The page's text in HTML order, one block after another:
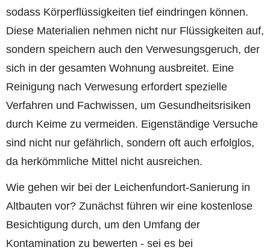
sodass Körperflüssigkeiten tief eindringen können.
Diese Materialien nehmen nicht nur Flüssigkeiten auf,
sondern speichern auch den Verwesungsgeruch, der
sich in der gesamten Wohnung ausbreitet. Eine
Reinigung nach Verwesung erfordert spezielle
Verfahren und Fachwissen, um Gesundheitsrisiken
durch Keime zu vermeiden. Eigenständige Versuche
sind nicht nur gefährlich, sondern oft auch erfolglos,
da herkömmliche Mittel nicht ausreichen.
Wie gehen wir bei der Leichenfundort-Sanierung in
Altbauten vor? Zunächst führen wir eine kostenlose
Besichtigung durch, um den Umfang der
Kontamination zu bewerten - sei es bei